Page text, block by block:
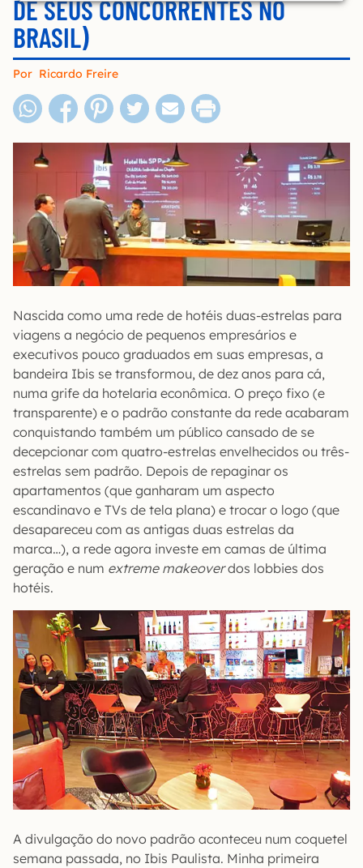
DE SEUS CONCORRENTES NO
BRASIL)
Por Ricardo Freire
Nascida como uma rede de hotéis duas-estrelas para
viagens a negócio de pequenos empresários e
executivos pouco graduados em suas empresas, a
bandeira Ibis se transformou, de dez anos para cá,
numa grife da hotelaria econômica. O preço fixo (e
transparente) e o padrão constante da rede acabaram
conquistando também um público cansado de se
decepcionar com quatro-estrelas envelhecidos ou três-
estrelas sem padrão. Depois de repaginar os
apartamentos (que ganharam um aspecto
escandinavo e TVs de tela plana) e trocar o logo (que
desapareceu com as antigas duas estrelas da
marca…), a rede agora investe em camas de última
geração e num extreme makeoverdos lobbies dos
hotéis.
A divulgação do novo padrão aconteceu num coquetel
semana passada, no Ibis Paulista. Minha primeira